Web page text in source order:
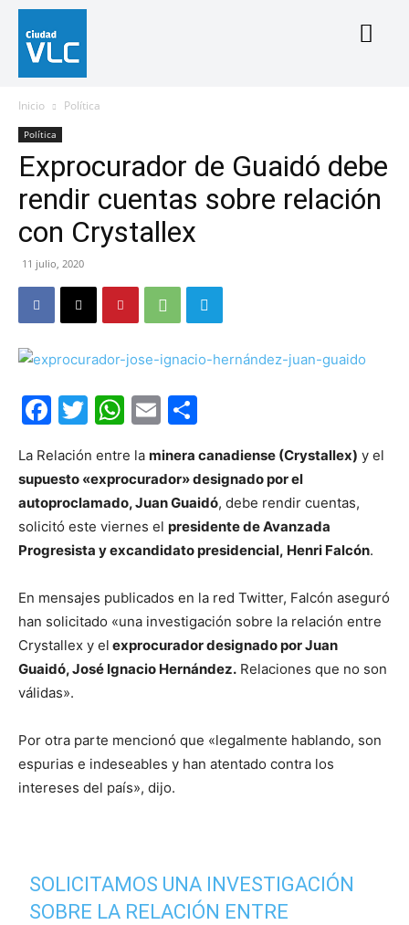
Inicio Política
Política
Exprocurador de Guaidó debe
rendir cuentas sobre relación
con Crystallex
11 julio, 2020
Facebook
Twitter
WhatsApp
Email
La Relación entre la minera canadiense (Crystallex) y el
supuesto «exprocurador» designado por el
autoproclamado, Juan Guaidó, debe rendir cuentas,
solicitó este viernes el presidente de Avanzada
Progresista y excandidato presidencial, Henri Falcón.
En mensajes publicados en la red Twitter, Falcón aseguró
han solicitado «una investigación sobre la relación entre
Crystallex y el exprocurador designado por Juan
Guaidó, José Ignacio Hernández. Relaciones que no son
válidas».
Por otra parte mencionó que «legalmente hablando, son
espurias e indeseables y han atentado contra los
intereses del país», dijo.
SOLICITAMOS UNA INVESTIGACIÓN
SOBRE LA RELACIÓN ENTRE